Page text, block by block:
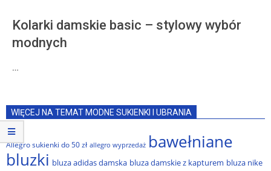
Kolarki damskie basic – stylowy wybór
modnych
…
WIĘCEJ NA TEMAT MODNE SUKIENKI I UBRANIA
Allegro sukienki do 50 zł allegro wyprzedaż bawełniane
bluzki bluza adidas damska bluza damskie z kapturem bluza nike